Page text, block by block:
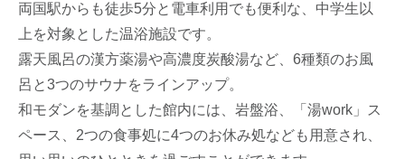
両国駅からも徒歩5分と電車利用でも便利な、中学生以
上を対象とした温浴施設です。
露天風呂の漢方薬湯や高濃度炭酸湯など、6種類のお風
呂と3つのサウナをラインアップ。
和モダンを基調とした館内には、岩盤浴、「湯work」ス
ペース、2つの食事処に4つのお休み処なども用意され、